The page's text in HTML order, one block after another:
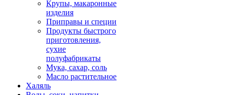
Крупы, макаронные
изделия
Приправы и специи
Продукты быстрого
приготовления,
сухие
полуфабрикаты
Мука, сахар, соль
Масло растительное
Халяль